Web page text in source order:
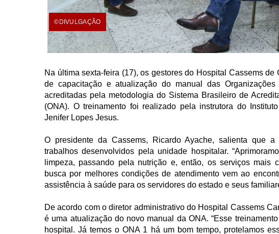
©DIVULGAÇÃO
Na última sexta-feira (17), os gestores do Hospital Cassems
de capacitação e atualização do manual das
acreditadas pela metodologia do Sistema Brasileiro de
(ONA). O treinamento foi realizado pela instrutora do
Jenifer Lopes Jesus.
O presidente da Cassems, Ricardo Ayache, salienta que
trabalhos desenvolvidos pela unidade hospitalar.
limpeza, passando pela nutrição e, então, os serviços mais
busca por melhores condições de atendimento vem ao
assistência à saúde para os servidores do estado e seus
De acordo com o diretor administrativo do Hospital Cassems
é uma atualização do novo manual da ONA. “Esse
hospital. Já temos o ONA 1 há um bom tempo, protelamos